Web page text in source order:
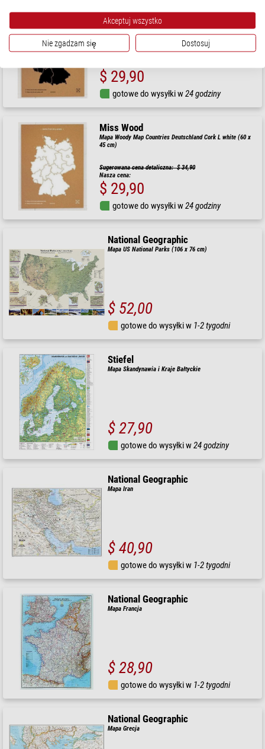
Miss Wood
Mapa Woody Map Countries Deutschland Cork L black (60 x
45 cm)
$ 29,90
gotowe do wysyłki w24 godziny
Miss Wood
Mapa Woody Map Countries Deutschland Cork L white (60 x
45 cm)
Sugerowana cena detaliczna: $ 34,90
Nasza cena:
$ 29,90
gotowe do wysyłki w24 godziny
National Geographic
Mapa US National Parks (106 x 76 cm)
$ 52,00
gotowe do wysyłki w 1-2 tygodni
Stiefel
Mapa Skandynawia i Kraje Bałtyckie
$ 27,90
gotowe do wysyłki w24 godziny
National Geographic
Mapa Iran
$ 40,90
gotowe do wysyłki w 1-2 tygodni
National Geographic
Mapa Francja
$ 28,90
gotowe do wysyłki w 1-2 tygodni
National Geographic
Mapa Grecja
Akceptuj wszystko
Nie zgadzam się Dostosuj